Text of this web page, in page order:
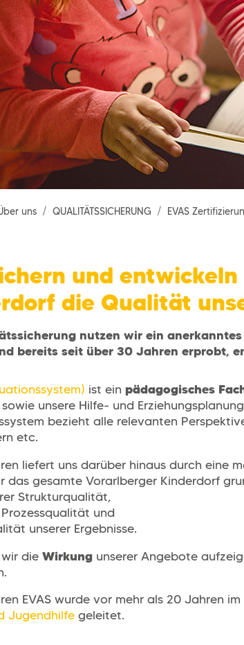
uns QUALITÄTSSICHERUNG EVAS
und
die Qualität
nutzen wir ein
bereits seit über 30 Jahren erprobt,
ist ein pädagogisches
unsere Hilfe- und
bezieht alle relevanten
etc.
liefert uns darüber hinaus durch eine
das gesamte Vorarlberger Kinderdorf
Strukturqualität,
und
unserer Ergebnisse.
die Wirkung unserer Angebote
EVAS wurde vor mehr als 20 Jahren
Jugendhilfe geleitet.